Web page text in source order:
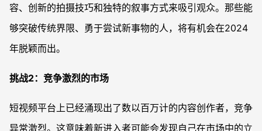
容、创新的拍摄技巧和独特的叙事方式来吸引观众。那些能
够突破传统界限、勇于尝试新事物的人，将有机会在2024
年脱颖而出。
挑战2：竞争激烈的市场
短视频平台上已经涌现出了数以百万计的内容创作者，竞争
异常激烈。这意味着新进入者可能会发现自己在市场中的立